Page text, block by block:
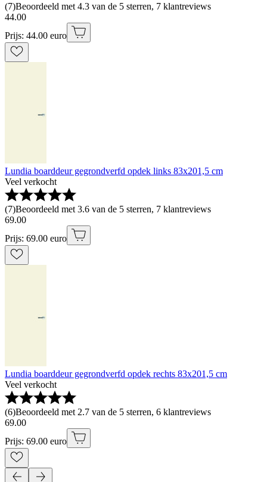
(7)Beoordeeld met 4.3 van de 5 sterren, 7 klantreviews
44.00
Prijs: 44.00 euro
Lundia boarddeur gegrondverfd opdek links 83x201,5 cm
Veel verkocht
(7)Beoordeeld met 3.6 van de 5 sterren, 7 klantreviews
69.00
Prijs: 69.00 euro
Lundia boarddeur gegrondverfd opdek rechts 83x201,5 cm
Veel verkocht
(6)Beoordeeld met 2.7 van de 5 sterren, 6 klantreviews
69.00
Prijs: 69.00 euro